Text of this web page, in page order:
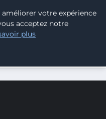
BLOG
DES ENTREPRISES
votre expérience
acceptez notre
plus